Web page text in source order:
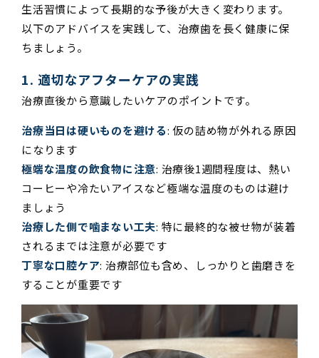
生活習慣によって長期的な予後が大きく変わります。
以下のアドバイスを実践して、治療歯を長く健康に保
ちましょう。
1. 適切なアフターケアの実践
治療直後から意識したいケアのポイントです。
治療当日は硬いものを避ける: 仮の詰め物が外れる原因
になります
極端な温度の飲食物に注意: 治療後1週間程度は、熱い
コーヒーや冷たいアイスなど極端な温度のものは避け
ましょう
治療した側で噛まない工夫: 特に最終的な被せ物が装着
されるまでは注意が必要です
丁寧な口腔ケア: 治療部位も含め、しっかりと歯磨きを
することが重要です